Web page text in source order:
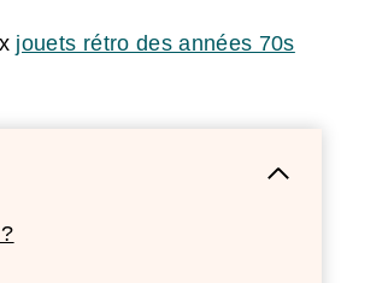
jouets rétro des années 70s